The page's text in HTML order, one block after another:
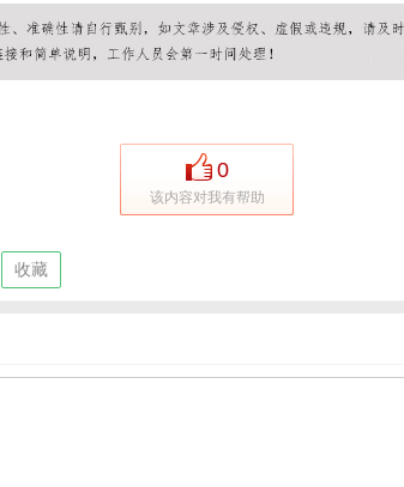
0
该内容对我有帮助
收藏